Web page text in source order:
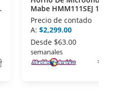
Mabe HMM111SEJ 1.1
Espejo
Precio de contado
A: $2,299.00
Desde $63.00
semanales